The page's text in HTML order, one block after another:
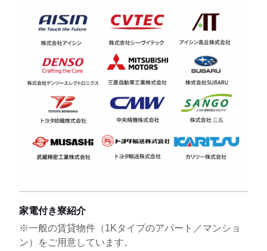
家電付き寮紹介
※一般の賃貸物件（1Kタイプのアパート／マンショ
ン）をご用意しています。